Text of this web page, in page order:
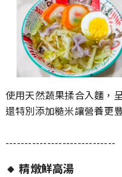
使用天然蔬果揉合入麵，
還特別添加糙米讓營養更豐富
-----------------------------
🔸 精燉鮮高湯